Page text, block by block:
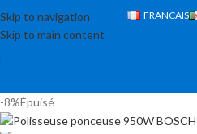
Skip to navigation
Skip to main content
FRANCAIS
-8%Épuisé